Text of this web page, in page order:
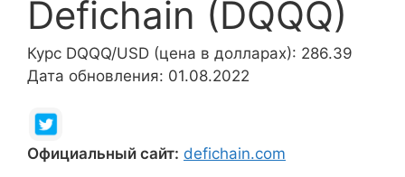
Defichain (DQQQ)
Курс DQQQ/USD (цена в долларах): 286.39
Дата обновления: 01.08.2022
Официальный сайт: defichain.com